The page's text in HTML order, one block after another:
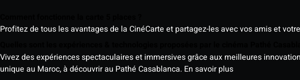
Profitez de tous les avantages de la CinéCarte et partagez-les avec vos amis et
Vivez des expériences spectaculaires et immersives grâce aux meilleures
unique au Maroc, à découvrir au Pathé Casablanca. En savoir plus